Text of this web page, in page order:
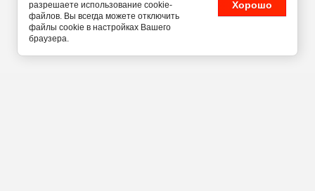
разрешаете использование cookie-
файлов. Вы всегда можете отключить
файлы cookie в настройках Вашего
браузера.
Хорошо